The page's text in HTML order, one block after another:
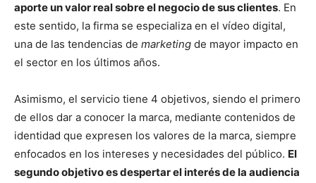
aporte un valor real sobre el negocio de sus clientes. En
este sentido, la firma se especializa en el vídeo digital,
una de las tendencias de marketing de mayor impacto en
el sector en los últimos años.
Asimismo, el servicio tiene 4 objetivos, siendo el primero
de ellos dar a conocer la marca, mediante contenidos de
identidad que expresen los valores de la marca, siempre
enfocados en los intereses y necesidades del público. El
segundo objetivo es despertar el interés de la audiencia